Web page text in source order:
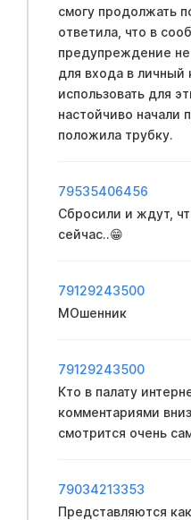
смогу продолжать
ответила, что в
предупреждение не
для входа в личный
использовать для
настойчиво начали
положила трубку.
79535406456
Сбросили и ждут,
сейчас..😁
79129243500
МОшенник
79129243500
Кто в палату
комментариями
смотрится очень
79034213353
Представляются